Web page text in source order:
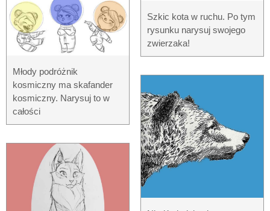
Młody podróżnik
kosmiczny ma skafander
kosmiczny. Narysuj to w
całości
Szkic kota w ruchu. Po tym
rysunku narysuj swojego
zwierzaka!